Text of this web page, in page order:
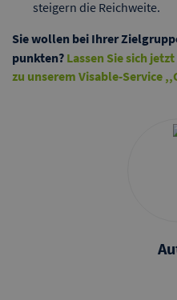
steigern die Reichweite.
Sie wollen bei Ihrer
punkten? Lassen Sie sich
zu unserem Visable-Service